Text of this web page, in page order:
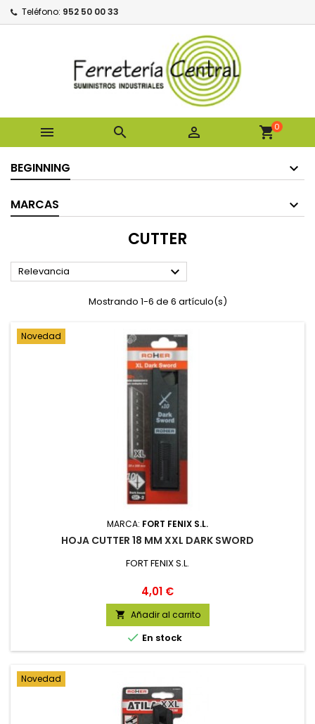
Teléfono: 952 50 00 33
   shopping_cart0
BEGINNING
MARCAS
CUTTER
Relevancia 
Mostrando 1-6 de 6 artículo(s)
Novedad
MARCA: FORT FENIX S.L.
HOJA CUTTER 18 MM XXL DARK SWORD
FORT FENIX S.L.
Precio
4,01 €
 Añadir al carrito
 En stock
Novedad